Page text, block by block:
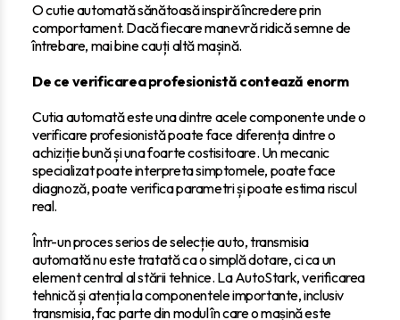
O cutie automată sănătoasă inspiră încredere prin
comportament. Dacă fiecare manevră ridică semne de
întrebare, mai bine cauți altă mașină.
De ce verificarea profesionistă contează enorm
Cutia automată este una dintre acele componente unde o
verificare profesionistă poate face diferența dintre o
achiziție bună și una foarte costisitoare. Un mecanic
specializat poate interpreta simptomele, poate face
diagnoză, poate verifica parametri și poate estima riscul
real.
Într-un proces serios de selecție auto, transmisia
automată nu este tratată ca o simplă dotare, ci ca un
element central al stării tehnice. La AutoStark, verificarea
tehnică și atenția la componentele importante, inclusiv
transmisia, fac parte din modul în care o mașină este